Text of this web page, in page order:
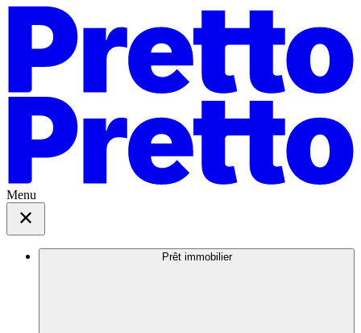
Menu
Prêt immobilier